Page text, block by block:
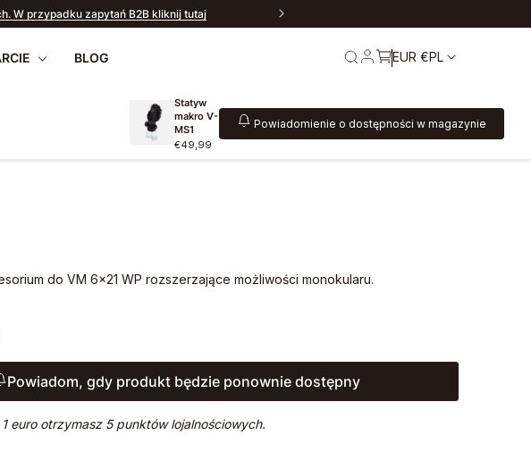
W przypadku zapytań B2B kliknij tutaj
BLOG EUR €PL
Statyw
makro V-
MS1
€49,99
Powiadomienie o dostępności w magazynie
do VM 6x21 WP rozszerzające możliwości monokularu.
Powiadom, gdy produkt będzie ponownie dostępny
euro otrzymasz 5 punktów lojalnościowych.